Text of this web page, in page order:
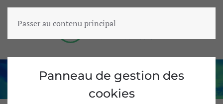
Panneau de gestion des
cookies
Passer au contenu principal